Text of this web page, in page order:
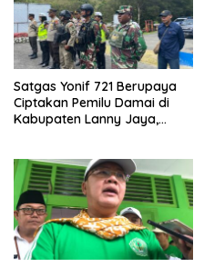
Satgas Yonif 721 Berupaya
Ciptakan Pemilu Damai di
Kabupaten Lanny Jaya,